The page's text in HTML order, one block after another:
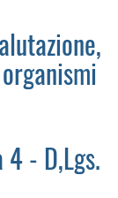
4 - D,Lgs.